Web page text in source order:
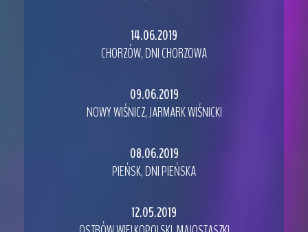
14.06.2019
CHORZÓW, DNI CHORZOWA
09.06.2019
NOWY WIŚNICZ, JARMARK WIŚNICKI
08.06.2019
PIEŃSK, DNI PIEŃSKA
12.05.2019